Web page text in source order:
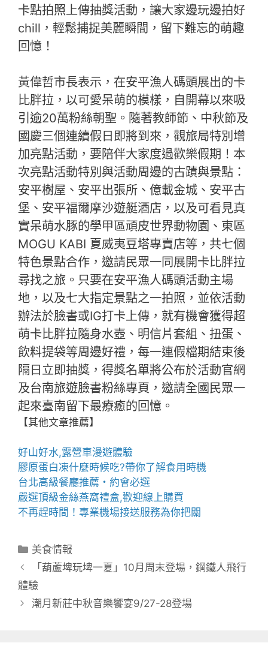
卡點拍照上傳抽獎活動，讓大家邊玩邊拍好
chill，輕鬆捕捉美麗瞬間，留下難忘的萌趣
回憶！
黃偉哲市長表示，在安平漁人碼頭展出的卡
比胖拉，以可愛呆萌的模樣，自開幕以來吸
引逾20萬粉絲朝聖。隨著教師節、中秋節及
國慶三個連續假日即將到來，觀旅局特別增
加亮點活動，要陪伴大家度過歡樂假期！本
次亮點活動特別與活動周邊的古蹟與景點：
安平樹屋、安平出張所、億載金城、安平古
堡、安平福爾摩沙遊艇酒店，以及可看見真
實呆萌水豚的學甲區頑皮世界動物園、東區
MOGU KABI 夏威夷豆塔專賣店等，共七個
特色景點合作，邀請民眾一同展開卡比胖拉
尋找之旅。只要在安平漁人碼頭活動主場
地，以及七大指定景點之一拍照，並依活動
辦法於臉書或IG打卡上傳，就有機會獲得超
萌卡比胖拉隨身水壺、明信片套組、扭蛋、
飲料提袋等周邊好禮，每一連假檔期結束後
隔日立即抽獎，得獎名單將公布於活動官網
及台南旅遊臉書粉絲專頁，邀請全國民眾一
起來臺南留下最療癒的回憶。
【其他文章推薦】
好山好水,露營車漫遊體驗
膠原蛋白凍什麼時候吃?帶你了解食用時機
台北高級餐廳推薦・約會必選
嚴選頂級金絲燕窩禮盒,歡迎線上購買
不再趕時間！專業機場接送服務為你把關
分
類
美食情報
「葫蘆埤玩埤一夏」10月周末登場，鋼鐵人飛行
體驗
潮月新莊中秋音樂饗宴9/27-28登場